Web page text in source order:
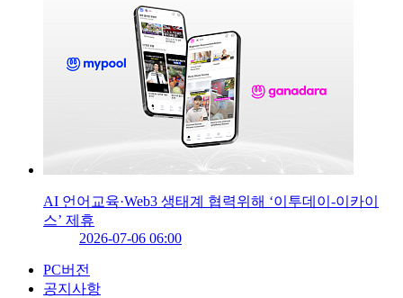
AI 언어교육·Web3 생태계 협력위해 ‘이투데이-이카이
스’ 제휴
2026-07-06 06:00
PC버전
공지사항